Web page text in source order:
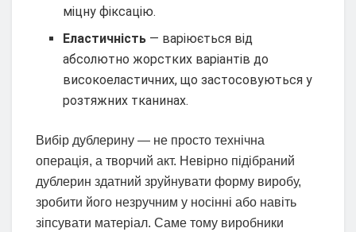
міцну фіксацію.
Еластичність — варіюється від
абсолютно жорстких варіантів до
високоеластичних, що застосовуються у
розтяжних тканинах.
Вибір дублерину — не просто технічна
операція, а творчий акт. Невірно підібраний
дублерин здатний зруйнувати форму виробу,
зробити його незручним у носінні або навіть
зіпсувати матеріал. Саме тому виробники